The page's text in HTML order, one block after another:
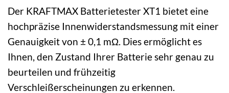
Der KRAFTMAX Batterietester XT1 bietet eine
hochpräzise Innenwiderstandsmessung mit einer
Genauigkeit von ± 0,1 mΩ. Dies ermöglicht es
Ihnen, den Zustand Ihrer Batterie sehr genau zu
beurteilen und frühzeitig
Verschleißerscheinungen zu erkennen.